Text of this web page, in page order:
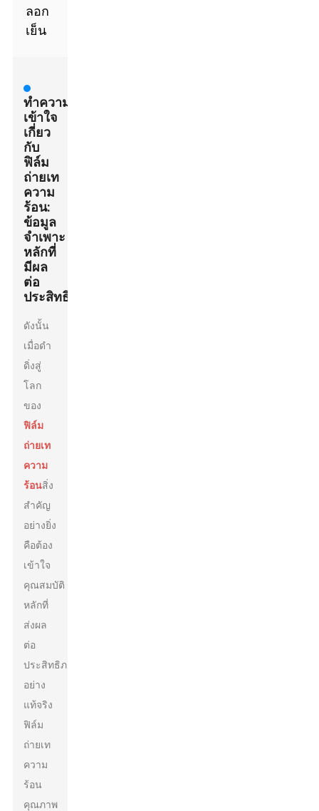
ลอก
เย็น
ทำความ
เข้าใจ
เกี่ยว
กับ
ฟิล์ม
ถ่ายเท
ความ
ร้อน:
ข้อมูล
จำเพาะ
หลักที่
มีผล
ต่อ
ประสิทธิภาพ
ดังนั้น
เมื่อดำ
ดิ่งสู่
โลก
ของ
ฟิล์ม
ถ่ายเท
ความ
ร้อนสิ่ง
สำคัญ
อย่างยิ่ง
คือต้อง
เข้าใจ
คุณสมบัติ
หลักที่
ส่งผล
ต่อ
ประสิทธิภาพ
อย่าง
แท้จริง
ฟิล์ม
ถ่ายเท
ความ
ร้อน
คุณภาพ